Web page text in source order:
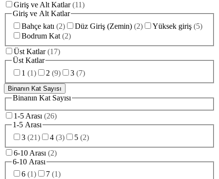
Giriş ve Alt Katlar (11)
Giriş ve Alt Katlar
Bahçe katı (2) Düz Giriş (Zemin) (2) Yüksek giriş (5)
Bodrum Kat (2)
Üst Katlar (17)
Üst Katlar
1 (1) 2 (9) 3 (7)
Binanın Kat Sayısı
Binanın Kat Sayısı
1-5 Arası (26)
1-5 Arası
3 (21) 4 (3) 5 (2)
6-10 Arası (2)
6-10 Arası
6 (1) 7 (1)